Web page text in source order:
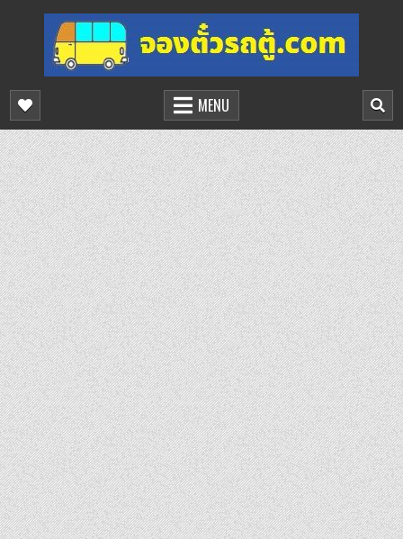
content
จองตั๋วรถตู้ออนไลน์
บริการจองตั๋วรถตู้ออนไลน์
MENU